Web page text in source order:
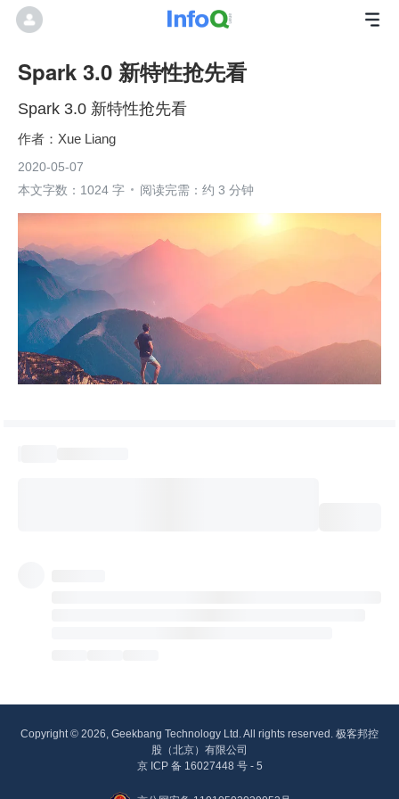
Spark 3.0 新特性抢先看
Spark 3.0 新特性抢先看
Xue Liang
2020-05-07
本文字数：1024 字
阅读完需：约 3 分钟
Copyright © 2026, Geekbang Technology Ltd. All rights reserved. 极客邦控
股（北京）有限公司
京 ICP 备 16027448 号 - 5